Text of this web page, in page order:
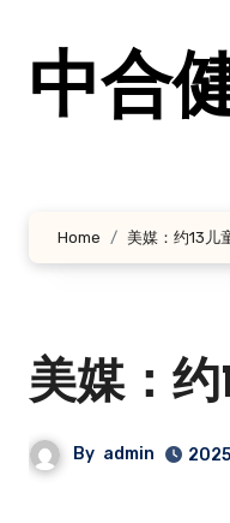
中合
Home 美媒：约13儿
美媒：
By admin